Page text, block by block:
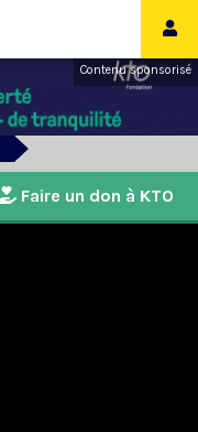
Contenu sponsorisé
Faire un don à KTO